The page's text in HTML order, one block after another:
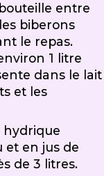
entre
biberons
le repas.
1 litre
dans le lait
et les
hydrique
et en jus de
de 3 litres.